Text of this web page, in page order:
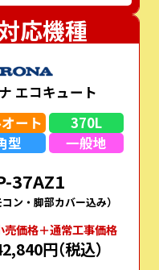
応機種
エコキュート
ート
370L
型
一般地
37AZ1
コン・脚部カバー込み）
売価格＋通常⼯事価格
円（税込）